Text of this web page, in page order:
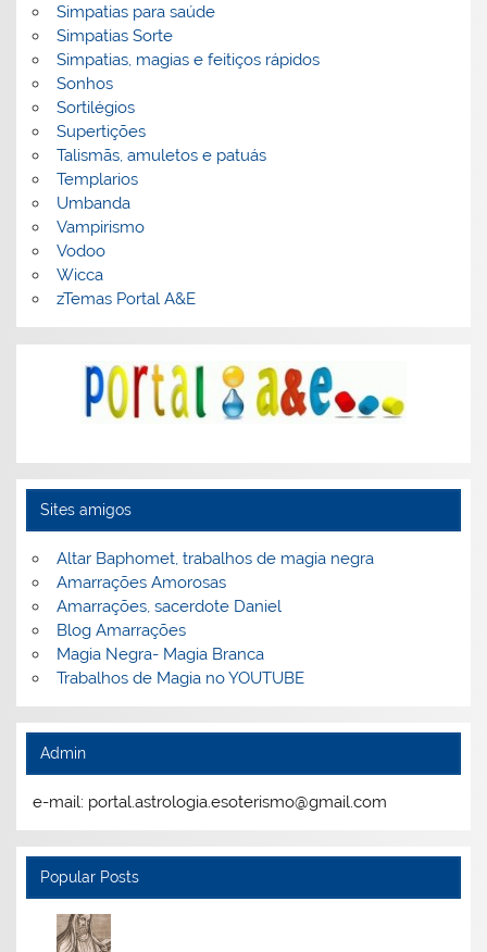
Simpatias para saúde
Simpatias Sorte
Simpatias, magias e feitiços rápidos
Sonhos
Sortilégios
Supertições
Talismãs, amuletos e patuás
Templarios
Umbanda
Vampirismo
Vodoo
Wicca
zTemas Portal A&E
Sites amigos
Altar Baphomet, trabalhos de magia negra
Amarrações Amorosas
Amarrações, sacerdote Daniel
Blog Amarrações
Magia Negra- Magia Branca
Trabalhos de Magia no YOUTUBE
Admin
e-mail: portal.astrologia.esoterismo@gmail.com
Popular Posts